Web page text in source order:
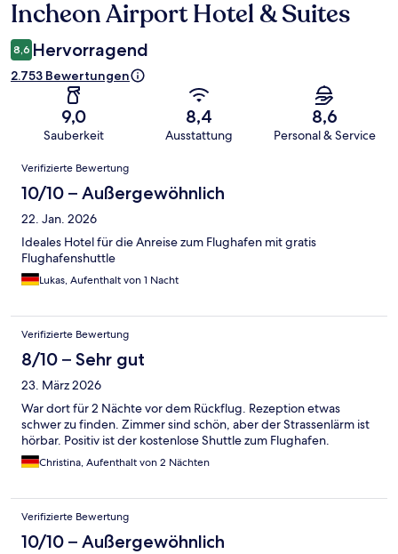
Incheon Airport Hotel & Suites
8,6 Hervorragend
2.753 Bewertungen
9,0
Sauberkeit
8,4
Ausstattung
8,6
Personal & Service
Bewertungen
Verifizierte Bewertung
10/10 – Außergewöhnlich
22. Jan. 2026
Ideales Hotel für die Anreise zum Flughafen mit gratis
Flughafenshuttle
Lukas, Aufenthalt von 1 Nacht
Verifizierte Bewertung
8/10 – Sehr gut
23. März 2026
War dort für 2 Nächte vor dem Rückflug. Rezeption etwas
schwer zu finden. Zimmer sind schön, aber der Strassenlärm ist
hörbar. Positiv ist der kostenlose Shuttle zum Flughafen.
Christina, Aufenthalt von 2 Nächten
Verifizierte Bewertung
10/10 – Außergewöhnlich